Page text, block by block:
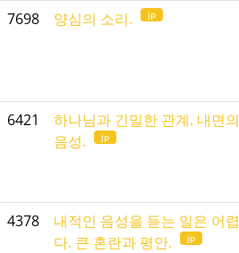
7698 양심의 소리. jp
6421
하나님과 긴밀한 관계. 내면의
음성.
jp
4378
내적인 음성을 듣는 일은 어렵
다. 큰 혼란과 평안.
jp